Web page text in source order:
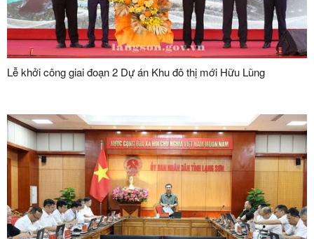
Lễ khởi công giai đoạn 2 Dự án Khu đô thị mới Hữu Lũng